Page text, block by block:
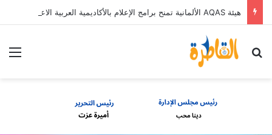
بحث عن